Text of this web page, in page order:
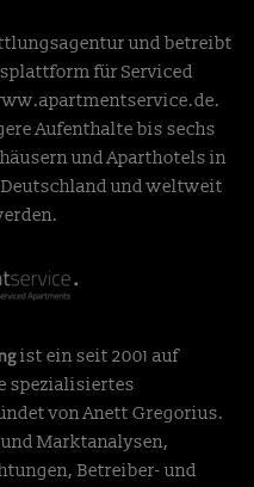
und betreibt
für Serviced
.
Aufenthalte bis sechs
und Aparthotels in
und weltweit
ist ein seit 2001 auf
spezialisiertes
von Anett Gregorius.
Marktanalysen,
Betreiber- und